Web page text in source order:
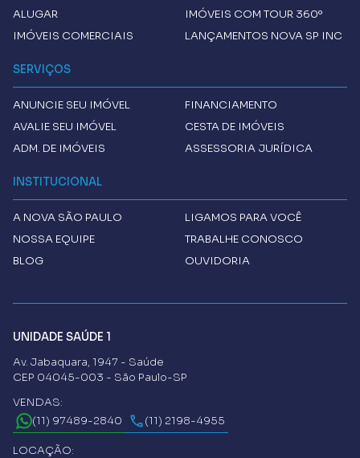
ALUGAR
IMÓVEIS COMERCIAIS
IMÓVEIS COM TOUR 360º
LANÇAMENTOS NOVA SP INC
SERVIÇOS
ANUNCIE SEU IMÓVEL
AVALIE SEU IMÓVEL
ADM. DE IMÓVEIS
FINANCIAMENTO
CESTA DE IMÓVEIS
ASSESSORIA JURÍDICA
INSTITUCIONAL
A NOVA SÃO PAULO
NOSSA EQUIPE
BLOG
LIGAMOS PARA VOCÊ
TRABALHE CONOSCO
OUVIDORIA
UNIDADE SAÚDE 1
Av. Jabaquara, 1947 - Saúde
CEP 04045-003 - São Paulo-SP
VENDAS:
(11) 97489-2840
(11) 2198-4955
LOCAÇÃO: